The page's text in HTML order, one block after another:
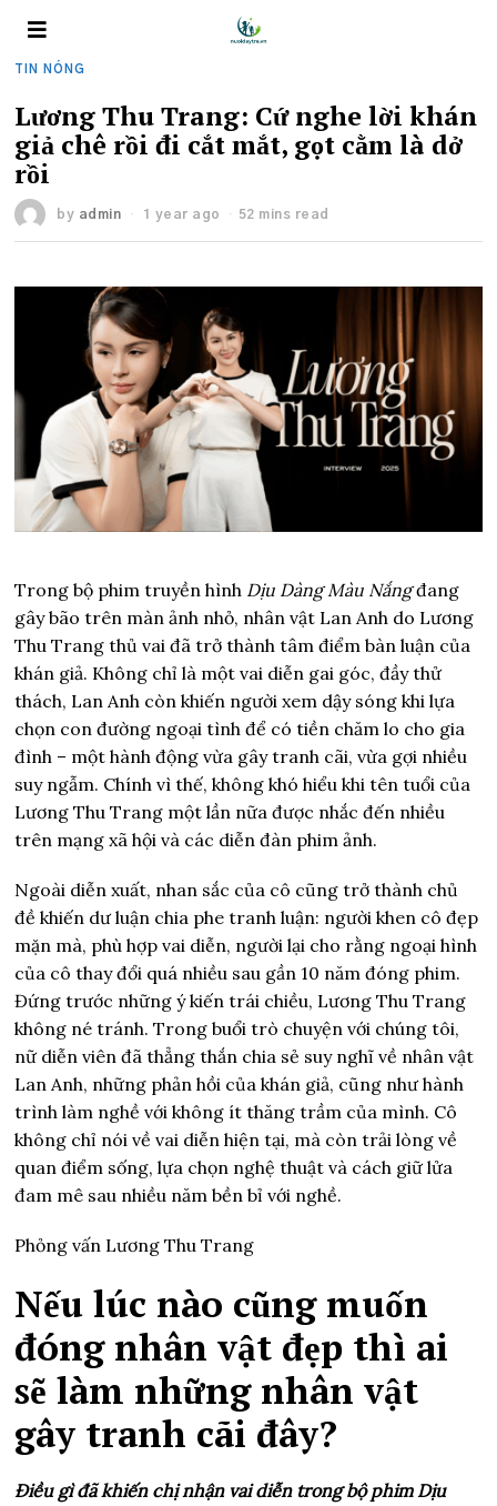
TIN NÓNG
Lương Thu Trang: Cứ nghe lời khán
giả chê rồi đi cắt mắt, gọt cằm là dở
rồi
by admin 1 year ago 52 mins read
Trong bộ phim truyền hình Dịu Dàng Màu Nắngđang
gây bão trên màn ảnh nhỏ, nhân vật Lan Anh do Lương
Thu Trang thủ vai đã trở thành tâm điểm bàn luận của
khán giả. Không chỉ là một vai diễn gai góc, đầy thử
thách, Lan Anh còn khiến người xem dậy sóng khi lựa
chọn con đường ngoại tình để có tiền chăm lo cho gia
đình – một hành động vừa gây tranh cãi, vừa gợi nhiều
suy ngẫm. Chính vì thế, không khó hiểu khi tên tuổi của
Lương Thu Trang một lần nữa được nhắc đến nhiều
trên mạng xã hội và các diễn đàn phim ảnh.
Ngoài diễn xuất, nhan sắc của cô cũng trở thành chủ
đề khiến dư luận chia phe tranh luận: người khen cô đẹp
mặn mà, phù hợp vai diễn, người lại cho rằng ngoại hình
của cô thay đổi quá nhiều sau gần 10 năm đóng phim.
Đứng trước những ý kiến trái chiều, Lương Thu Trang
không né tránh. Trong buổi trò chuyện với chúng tôi,
nữ diễn viên đã thẳng thắn chia sẻ suy nghĩ về nhân vật
Lan Anh, những phản hồi của khán giả, cũng như hành
trình làm nghề với không ít thăng trầm của mình. Cô
không chỉ nói về vai diễn hiện tại, mà còn trải lòng về
quan điểm sống, lựa chọn nghệ thuật và cách giữ lửa
đam mê sau nhiều năm bền bỉ với nghề.
Phỏng vấn Lương Thu Trang
Nếu lúc nào cũng muốn
đóng nhân vật đẹp thì ai
sẽ làm những nhân vật
gây tranh cãi đây?
Điều gì đã khiến chị nhận vai diễn trong bộ phim Dịu